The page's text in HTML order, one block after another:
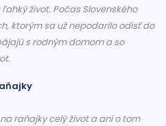
život. Počas Slovenského
ktorým sa už nepodarilo odísť do
s rodným domom a so
raňajky celý život a ani o tom